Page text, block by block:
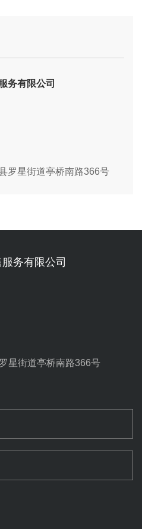
务有限公司
罗星街道亭桥南路366号
务有限公司
星街道亭桥南路366号